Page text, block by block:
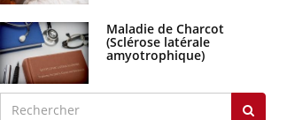
Maladie de Charcot
(Sclérose latérale
amyotrophique)